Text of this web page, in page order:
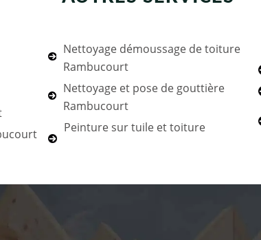
Nettoyage démoussage de toiture
Rambucourt
Nettoyage et pose de gouttière
Rambucourt
Peinture sur tuile et toiture